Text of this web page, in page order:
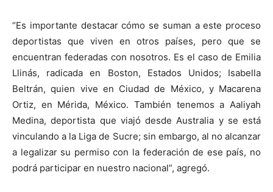
“Es importante destacar cómo se suman a este proceso
deportistas que viven en otros países, pero que se
encuentran federadas con nosotros. Es el caso de Emilia
Llinás, radicada en Boston, Estados Unidos; Isabella
Beltrán, quien vive en Ciudad de México, y Macarena
Ortiz, en Mérida, México. También tenemos a Aaliyah
Medina, deportista que viajó desde Australia y se está
vinculando a la Liga de Sucre; sin embargo, al no alcanzar
a legalizar su permiso con la federación de ese país, no
podrá participar en nuestro nacional”, agregó.